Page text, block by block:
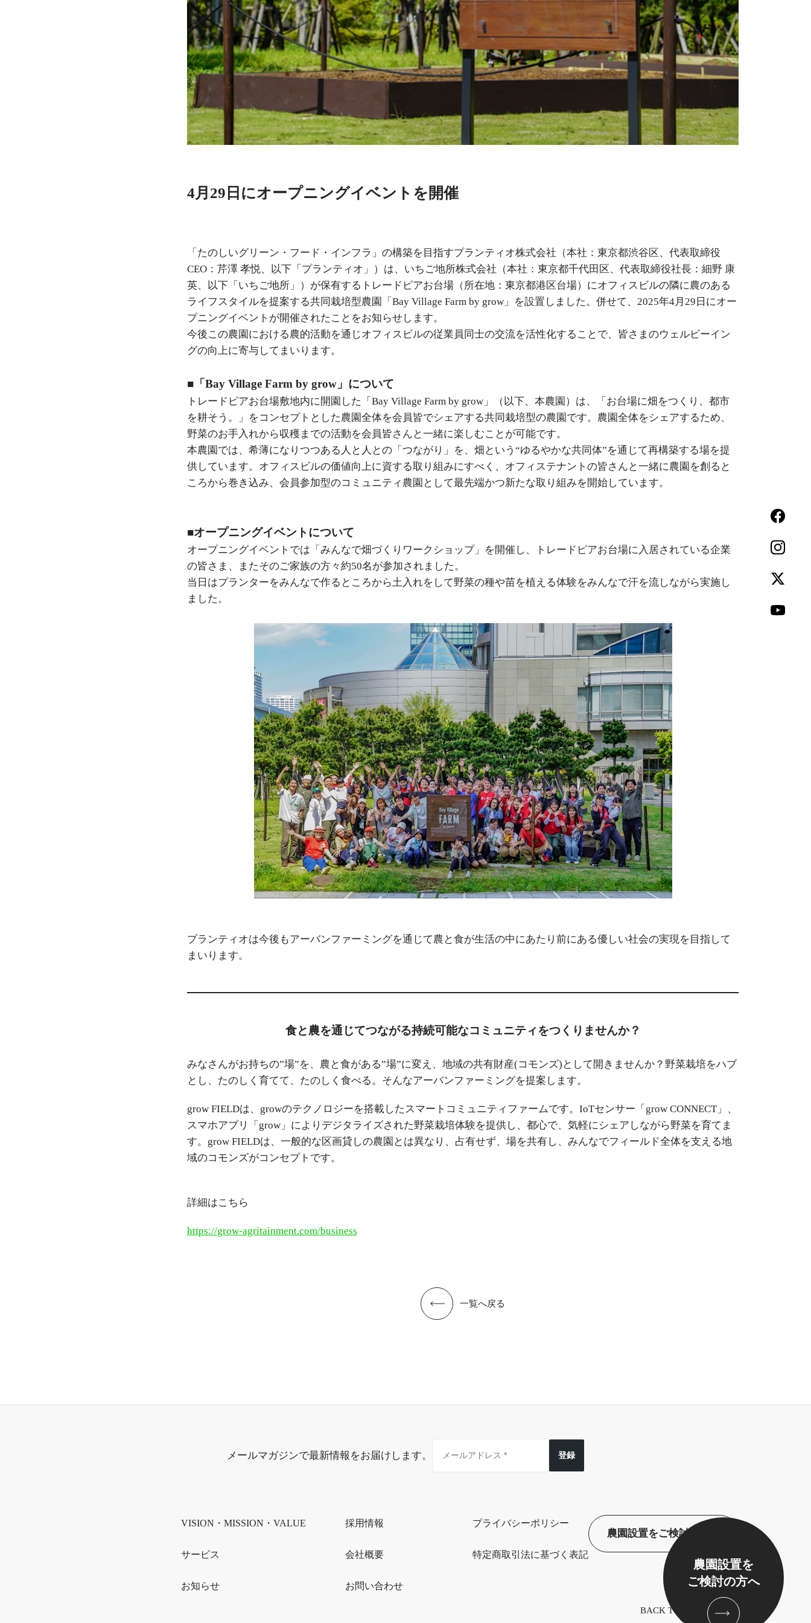
4月29日にオープニングイベントを開催
「たのしいグリーン・フード・インフラ」の構築を目指すプランティオ株式会社（本社：東京都渋谷区、代表取締役
CEO：芹澤 孝悦、以下「プランティオ」）は、いちご地所株式会社（本社：東京都千代田区、代表取締役社長：細野 康
英、以下「いちご地所」）が保有するトレードピアお台場（所在地：東京都港区台場）にオフィスビルの隣に農のある
ライフスタイルを提案する共同栽培型農園「Bay Village Farm by grow」を設置しました。併せて、2025年4月29日にオー
プニングイベントが開催されたことをお知らせします。
今後この農園における農的活動を通じオフィスビルの従業員同士の交流を活性化することで、皆さまのウェルビーイン
グの向上に寄与してまいります。
■「Bay Village Farm by grow」について
トレードピアお台場敷地内に開園した「Bay Village Farm by grow」（以下、本農園）は、「お台場に畑をつくり、都市
を耕そう。」をコンセプトとした農園全体を会員皆でシェアする共同栽培型の農園です。農園全体をシェアするため、
野菜のお手入れから収穫までの活動を会員皆さんと一緒に楽しむことが可能です。
本農園では、希薄になりつつある人と人との「つながり」を、畑という“ゆるやかな共同体”を通じて再構築する場を提
供しています。オフィスビルの価値向上に資する取り組みにすべく、オフィステナントの皆さんと一緒に農園を創ると
ころから巻き込み、会員参加型のコミュニティ農園として最先端かつ新たな取り組みを開始しています。
■オープニングイベントについて
オープニングイベントでは「みんなで畑づくりワークショップ」を開催し、トレードピアお台場に入居されている企業
の皆さま、またそのご家族の方々約50名が参加されました。
当日はプランターをみんなで作るところから土入れをして野菜の種や苗を植える体験をみんなで汗を流しながら実施し
ました。
プランティオは今後もアーバンファーミングを通じて農と食が生活の中にあたり前にある優しい社会の実現を目指して
まいります。
食と農を通じてつながる持続可能なコミュニティをつくりませんか？
みなさんがお持ちの”場”を、農と食がある”場”に変え、地域の共有財産(コモンズ)として開きませんか？野菜栽培をハブ
とし、たのしく育てて、たのしく食べる。そんなアーバンファーミングを提案します。
grow FIELDは、growのテクノロジーを搭載したスマートコミュニティファームです。IoTセンサー「grow CONNECT」、
スマホアプリ「grow」によりデジタライズされた野菜栽培体験を提供し、都心で、気軽にシェアしながら野菜を育てま
す。grow FIELDは、一般的な区画貸しの農園とは異なり、占有せず、場を共有し、みんなでフィールド全体を支える地
域のコモンズがコンセプトです。
詳細はこちら
https://grow-agritainment.com/business
一覧へ戻る
メールマガジンで最新情報をお届けします。 登録
農園設置をご検討の方へ
VISION・MISSION・VALUE
サービス
お知らせ
採用情報
会社概要
お問い合わせ
プライバシーポリシー
特定商取引法に基づく表記
BACK TO TOP
農園設置を
ご検討の方へ